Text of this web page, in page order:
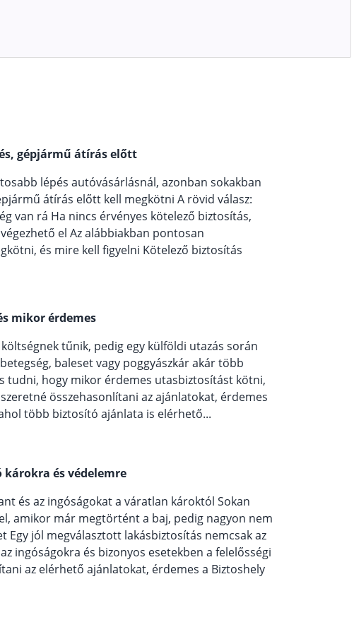
gépjármű átírás előtt
lépés autóvásárlásnál, azonban sokakban
átírás előtt kell megkötni A rövid válasz:
van rá Ha nincs érvényes kötelező biztosítás,
el Az alábbiakban pontosan
és mire kell figyelni Kötelező biztosítás
mikor érdemes
tűnik, pedig egy külföldi utazás során
baleset vagy poggyászkár akár több
tudni, hogy mikor érdemes utasbiztosítást kötni,
összehasonlítani az ajánlatokat, érdemes
több biztosító ajánlata is elérhető...
és védelemre
és az ingóságokat a váratlan károktól Sokan
amikor már megtörtént a baj, pedig nagyon nem
jól megválasztott lakásbiztosítás nemcsak az
ingóságokra és bizonyos esetekben a felelősségi
az elérhető ajánlatokat, érdemes a Biztoshely